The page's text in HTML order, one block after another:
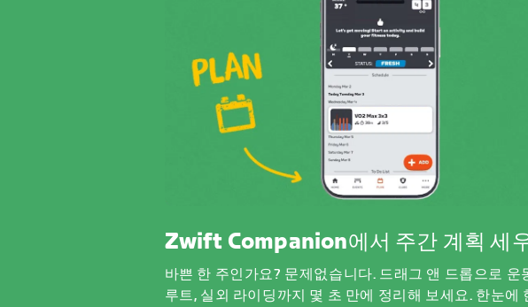
Zwift Companion에서 주간 계획 세
바쁜 한 주인가요? 문제없습니다. 드래그 앤 드롭으로 운
루트, 실외 라이딩까지 몇 초 만에 정리해 보세요. 한눈에